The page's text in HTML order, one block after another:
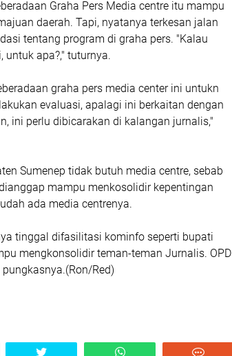
Graha Pers Media centre itu mampu
daerah. Tapi, nyatanya terkesan jalan
tentang program di graha pers. "Kalau
apa?," tuturnya.
graha pers media center ini untukn
evaluasi, apalagi ini berkaitan dengan
ini perlu dibicarakan di kalangan jurnalis,"
Sumenep tidak butuh media centre, sebab
mampu menkosolidir kepentingan
ada media centrenya.
tinggal difasilitasi kominfo seperti bupati
mengkonsolidir teman-teman Jurnalis. OPD
Red)